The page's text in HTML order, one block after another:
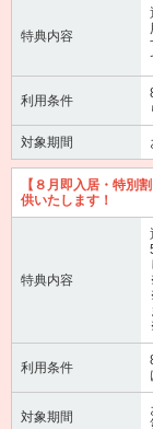
特典内容
利用条件
対象期間
【８月即入居・特別
供いたします！
特典内容
利用条件
対象期間